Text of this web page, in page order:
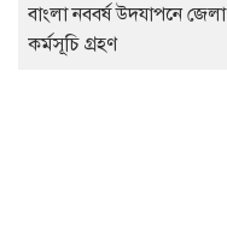
বাংলা নববর্ষ উদযাপনে
কর্মসূচি গ্রহণ